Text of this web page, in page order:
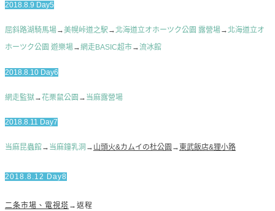
2018.8.9 Day5
屈斜路湖騎馬場→美幌峠道之駅 →北海道立オホーツク公園 露營場→北海道立オ
ホーツク公園 遊樂場→網走BASIC超市→流冰館
2018.8.10 Day6
網走監獄→花栗鼠公園 → 当麻露營場
2018.8.11 Day7
当麻昆蟲館→ 当麻鐘乳洞 → 山頭火&カムイの杜公園 → 東武飯店&狸小路
2018.8.12 Day8
二条市場、電視塔 →返程